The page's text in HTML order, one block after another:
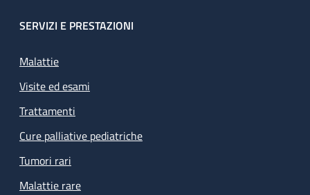
SERVIZI E PRESTAZIONI
Malattie
Visite ed esami
Trattamenti
Cure palliative pediatriche
Tumori rari
Malattie rare